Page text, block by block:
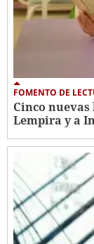
FOMENTO DE
Cinco
Lempira y a